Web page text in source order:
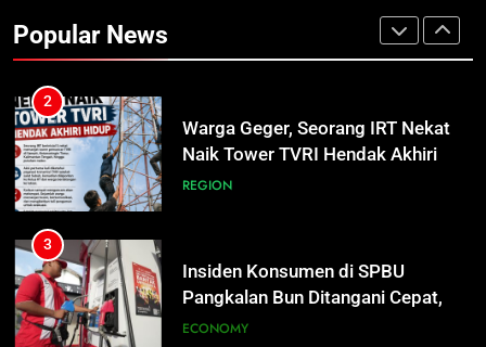
Popular News
Pangdam XXII/TB Cup 2026 Jadi
Wadah Kembangkan Talenta Muda
2
Warga Geger, Seorang IRT Nekat
Naik Tower TVRI Hendak Akhiri
Hidup
REGION
3
Insiden Konsumen di SPBU
Pangkalan Bun Ditangani Cepat,
Pertamina Pastikan Pelayanan
ECONOMY